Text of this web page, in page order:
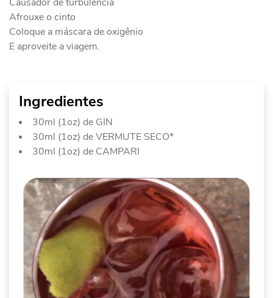
Afrouxe o cinto
Coloque a máscara de oxigênio
E aproveite a viagem.
Ingredientes
30ml (1oz) de GIN
30ml (1oz) de VERMUTE SECO*
30ml (1oz) de CAMPARI